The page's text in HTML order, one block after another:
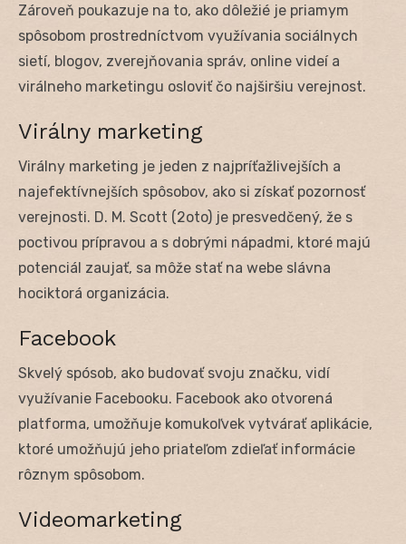
Zároveň poukazuje na to, ako dôležié je priamym
spôsobom prostredníctvom využívania sociálnych
sietí, blogov, zverejňovania správ, online videí a
virálneho marketingu osloviť čo najširšiu verejnost.
Virálny marketing
Virálny marketing je jeden z najpríťažlivejších a
najefektívnejších spôsobov, ako si získať pozornosť
verejnosti. D. M. Scott (2oto) je presvedčený, že s
poctivou prípravou a s dobrými nápadmi, ktoré majú
potenciál zaujať, sa môže stať na webe slávna
hociktorá organizácia.
Facebook
Skvelý spósob, ako budovať svoju značku, vidí
využívanie Facebooku. Facebook ako otvorená
platforma, umožňuje komukoľvek vytvárať aplikácie,
ktoré umožňujú jeho priateľom zdieľať informácie
rôznym spôsobom.
Videomarketing